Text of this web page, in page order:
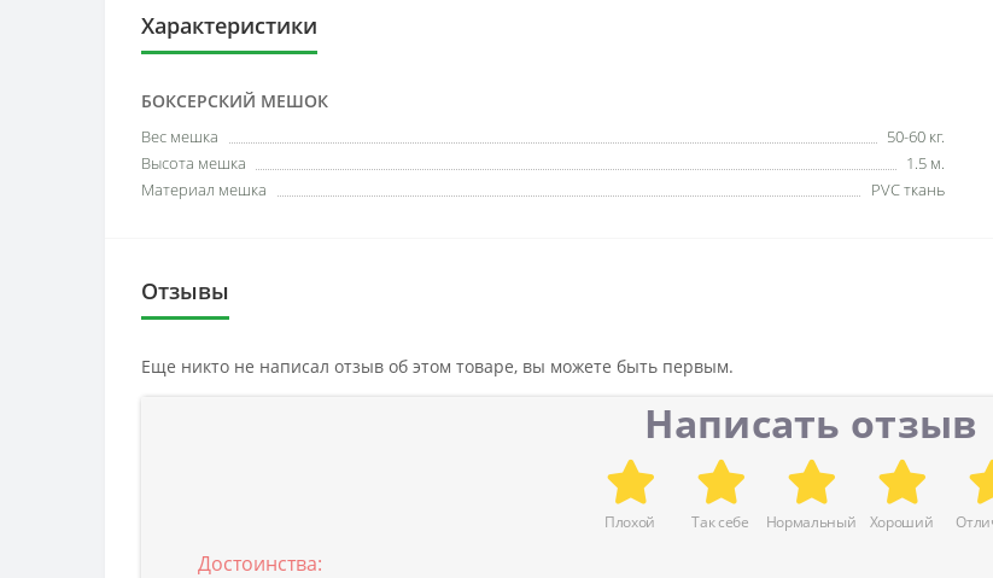
Характеристики
БОКСЕРСКИЙ МЕШОК
Вес мешка
50-60 кг.
Высота мешка
1.5 м.
Материал мешка
PVC ткань
Отзывы
Еще никто не написал отзыв об этом товаре, вы можете быть первым.
Написать отзыв
Плохой Так себе Нормальный Хороший
Достоинства: